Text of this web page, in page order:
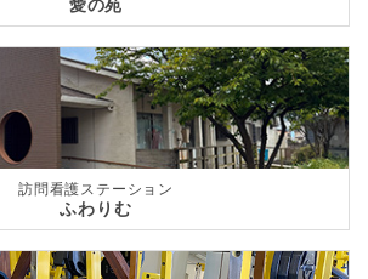
愛の苑
訪問看護ステーション
ふわりむ